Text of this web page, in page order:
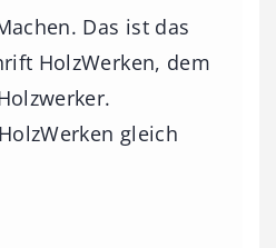
Das ist das
HolzWerken, dem
gleich